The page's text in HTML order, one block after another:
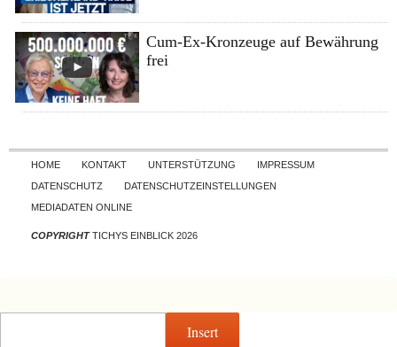
Cum-Ex-Kronzeuge auf Bewährung
frei
Skip to content
HOME KONTAKT UNTERSTÜTZUNG
IMPRESSUM
DATENSCHUTZ
DATENSCHUTZEINSTELLUNGEN
MEDIADATEN ONLINE
COPYRIGHTTICHYS EINBLICK 2026
Insert